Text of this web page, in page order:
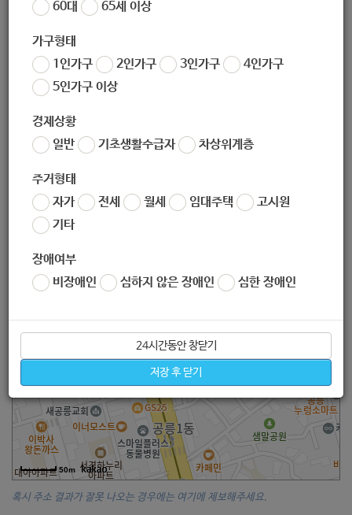
60대
65세 이상
가구형태
1인가구
2인가구 3인가구
4인가구
5인가구 이상
경제상황
일반
기초생활수급자 차상위계층
주거형태
자가
전세 월세 임대주택
고시원
기타
장애여부
비장애인
심하지 않은 장애인 심한 장애인
24시간동안 창닫기
저장 후 닫기
dreamtree2019@naver.com
(우) 01844
서울특별시 노원구 동일로186길 3-24 (공릉1동, 공릉1동
50m
혹시 주소 결과가 잘못 나오는 경우에는 여기에 제보해주세요.